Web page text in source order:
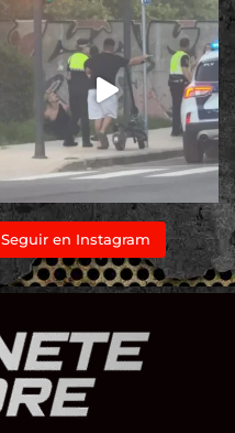
Seguir en Instagram